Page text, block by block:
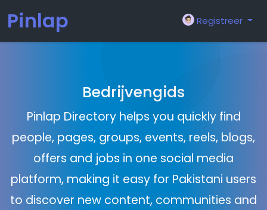
Pinlap Registreer
Bedrijvengids
Pinlap Directory helps you quickly find
people, pages, groups, events, reels, blogs,
offers and jobs in one social media
platform, making it easy for Pakistani users
to discover new content, communities and